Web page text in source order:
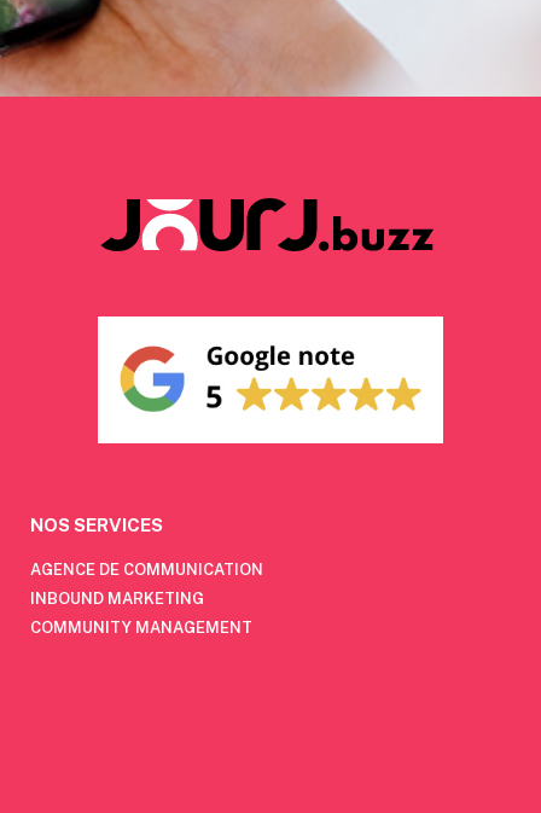
NOS SERVICES
AGENCE DE COMMUNICATION
INBOUND MARKETING
COMMUNITY MANAGEMENT